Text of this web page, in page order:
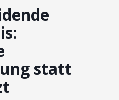
statt